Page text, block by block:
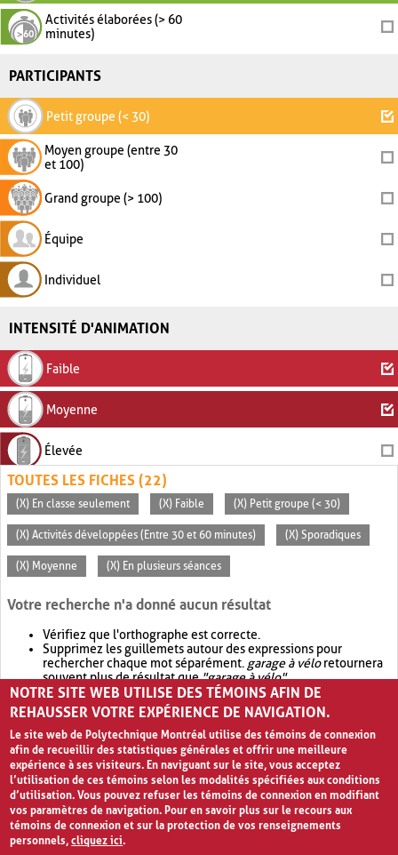
Activités élaborées (> 60
minutes)
PARTICIPANTS
Petit groupe (< 30)
Moyen groupe (entre 30
et 100)
Grand groupe (> 100)
Équipe
Individuel
INTENSITÉ D'ANIMATION
Faible
Moyenne
Élevée
TOUTES LES FICHES (22)
(X) En classe seulement (X) Faible (X) Petit groupe (< 30)
(X) Activités développées (Entre 30 et 60 minutes) (X) Sporadiques
(X) Moyenne (X) En plusieurs séances
Votre recherche n'a donné aucun résultat
Vérifiez que l'orthographe est correcte.
Supprimez les guillemets autour des expressions pour
rechercher chaque mot séparément. garage à véloretournera
souvent plus de résultat que"garage à vélo".
Envisagez d'élargir votre recherche avec OR.garage OR vélo
retournera souvent plus de résultat quegarage à vélo
NOTRE SITE WEB UTILISE DES TÉMOINS AFIN DE
REHAUSSER VOTRE EXPÉRIENCE DE NAVIGATION.
Le site web de Polytechnique Montréal utilise des témoins de connexion
afin de recueillir des statistiques générales et offrir une meilleure
expérience à ses visiteurs. En naviguant sur le site, vous acceptez
l’utilisation de ces témoins selon les modalités spécifiées aux conditions
d’utilisation. Vous pouvez refuser les témoins de connexion en modifiant
vos paramètres de navigation. Pour en savoir plus sur le recours aux
témoins de connexion et sur la protection de vos renseignements
personnels,cliquez ici.